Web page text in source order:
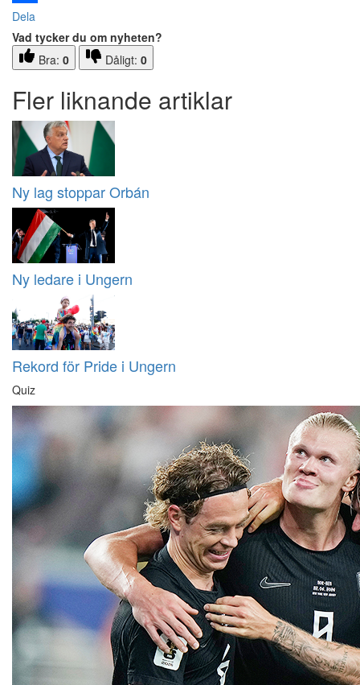
Dela
Vad tycker du om nyheten?
Bra: 0 Dåligt: 0
Fler liknande artiklar
Ny lag stoppar Orbán
Ny ledare i Ungern
Rekord för Pride i Ungern
Quiz